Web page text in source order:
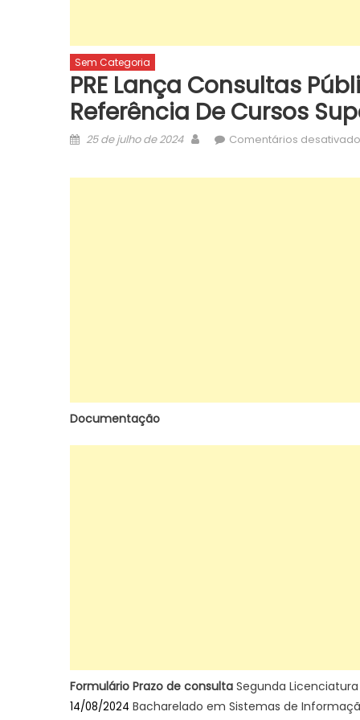
Sem Categoria
PRE Lança Consultas
Referência De Cursos
Posted
25 de julho de 2024 AuthorComentários
Documentação
Formulário Prazo de consulta Segunda
14/08/2024 Bacharelado em Sistemas de